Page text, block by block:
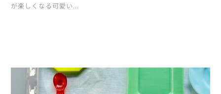
が楽しくなる可愛い...